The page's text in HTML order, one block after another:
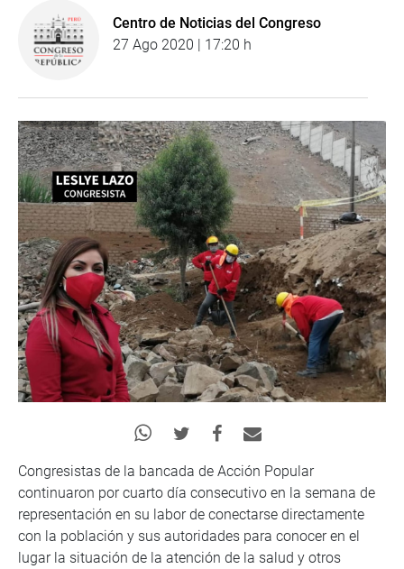
Centro de Noticias del Congreso
27 Ago 2020 | 17:20 h
Congresistas de la bancada de Acción Popular
continuaron por cuarto día consecutivo en la semana de
representación en su labor de conectarse directamente
con la población y sus autoridades para conocer en el
lugar la situación de la atención de la salud y otros